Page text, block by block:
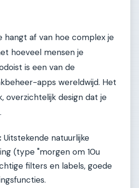
hangt af van hoe complex je
hoeveel mensen je
is een van de
apps wereldwijd. Het
overzichtelijk design dat je
Uitstekende natuurlijke
(type "morgen om 10u
filters en labels, goede